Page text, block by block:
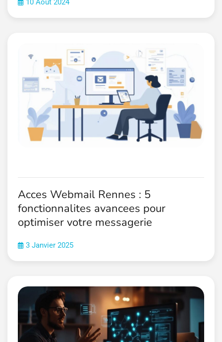
10 Août 2024
Acces Webmail Rennes : 5
fonctionnalites avancees pour
optimiser votre messagerie
3 Janvier 2025